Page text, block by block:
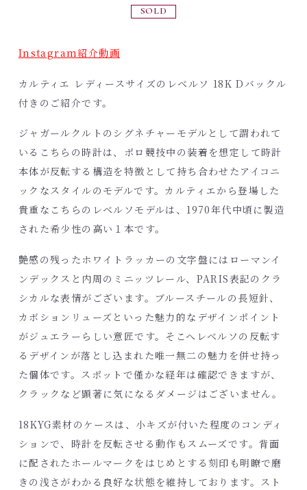
SOLD
Instagram紹介動画
カルティエ レディースサイズのレベルソ 18K Dバックル
付きのご紹介です。
ジャガールクルトのシグネチャーモデルとして謂われて
いるこちらの時計は、ポロ競技中の装着を想定して時計
本体が反転する構造を特徴として持ち合わせたアイコニ
ックなスタイルのモデルです。カルティエから登場した
貴重なこちらのレベルソモデルは、1970年代中頃に製造
された希少性の高い１本です。
艶感の残ったホワイトラッカーの文字盤にはローマンイ
ンデックスと内周のミニッツレール、PARIS表記のクラ
シカルな表情がございます。ブルースチールの長短針、
カボションリューズといった魅力的なデザインポイント
がジュエラーらしい意匠です。そこへレベルソの反転す
るデザインが落とし込まれた唯一無二の魅力を併せ持っ
た個体です。スポットで僅かな経年は確認できますが、
クラックなど顕著に気になるダメージはございません。
18KYG素材のケースは、小キズが付いた程度のコンディ
ションで、時計を反転させる動作もスムーズです。背面
に配されたホールマークをはじめとする刻印も明瞭で磨
きの浅さがわかる良好な状態を維持しております。スト